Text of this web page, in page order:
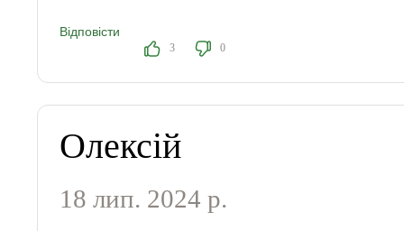
Відповісти
3 0
Олексій
18 лип. 2024 р.